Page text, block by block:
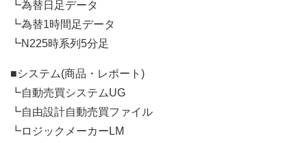
┗為替日足データ
┗為替1時間足データ
┗N225時系列5分足
■システム(商品・レポート)
┗自動売買システムUG
┗自由設計自動売買ファイル
┗ロジックメーカーLM